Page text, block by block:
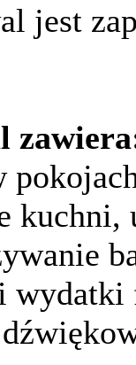
jest